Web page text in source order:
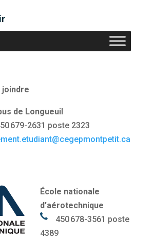
joindre
de Longueuil
679-2631 poste 2323
École nationale
d’aérotechnique
450 678-3561 poste
4389